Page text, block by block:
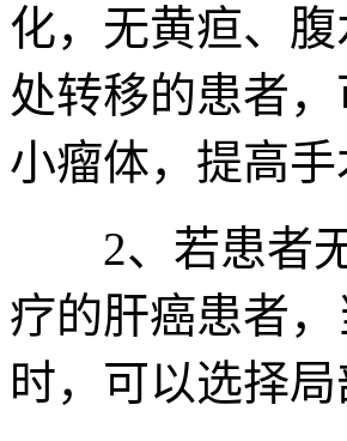
化，无黄疸、
处转移的患者
小瘤体，提高
2、若患者无
疗的肝癌患者
时，可以选择